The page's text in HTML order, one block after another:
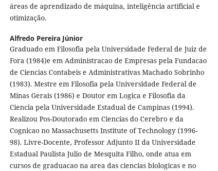
áreas de aprendizado de máquina, inteligência artificial e
otimização.
Alfredo Pereira Júnior
Graduado em Filosofia pela Universidade Federal de Juiz de
Fora (1984)e em Administracao de Empresas pela Fundacao
de Ciencias Contabeis e Administrativas Machado Sobrinho
(1983). Mestre em Filosofia pela Universidade Federal de
Minas Gerais (1986) e Doutor em Logica e Filosofia da
Ciencia pela Universidade Estadual de Campinas (1994).
Realizou Pos-Doutorado em Ciencias do Cerebro e da
Cognicao no Massachusetts Institute of Technology (1996-
98). Livre-Docente, Professor Adjunto II da Universidade
Estadual Paulista Julio de Mesquita Filho, onde atua em
cursos de graduacao na area das ciencias biologicas e no